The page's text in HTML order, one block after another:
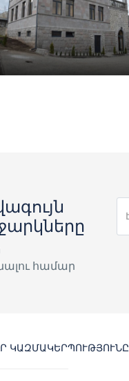
համար
ԿԱԶՄԱԿԵՐՊՈՒԹՅՈՒՆԸ